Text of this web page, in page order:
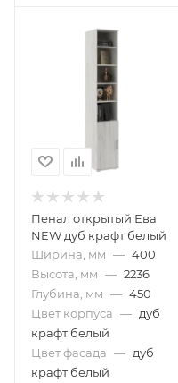
Пенал открытый Ева
NEW дуб крафт белый
Ширина, мм — 400
Высота, мм — 2236
Глубина, мм — 450
Цвет корпуса — дуб
крафт белый
Цвет фасада — дуб
крафт белый